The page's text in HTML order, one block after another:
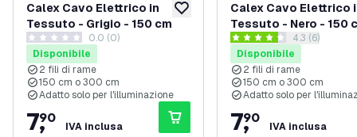
aggiungi alla lista desideri
Calex Cavo Elettrico in
Tessuto - Grigio - 150 cm
0 stelle di valutazione
0.0 (0)
Disponibile
2 fili di rame
150 cm o 300 cm
Adatto solo per l'illuminazione
7,
90
IVA inclusa
Calex Cavo Elettrico
Tessuto - Nero - 150
apri il
4.3 stelle di valutazione
4.3 (6)
Disponibile
2 fili di rame
150 cm o 300 cm
Adatto solo per
7,
90
IVA inclusa